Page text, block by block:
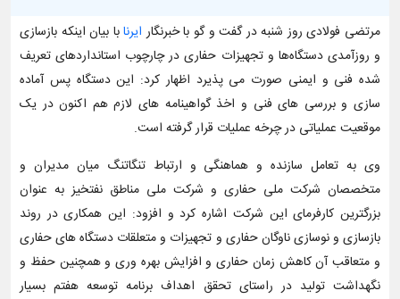
مرتضی فولادی روز شنبه در گفت و گو با خبرنگار ایرنابا بیان اینکه بازسازی
و روزآمدی دستگاه‌ها و تجهیزات حفاری در چارچوب استانداردهای تعریف
شده فنی و ایمنی صورت می پذیرد اظهار کرد: این دستگاه پس آماده
سازی و بررسی های فنی و اخذ گواهینامه های لازم هم اکنون در یک
موقعیت عملیاتی در چرخه عملیات قرار گرفته است.
وی به تعامل سازنده و هماهنگی و ارتباط تنگاتنگ میان مدیران و
متخصصان شرکت ملی حفاری و شرکت ملی مناطق نفتخیز به عنوان
بزرگترین کارفرمای این شرکت اشاره کرد و افزود: این همکاری در روند
بازسازی و نوسازی ناوگان حفاری و تجهیزات و متعلقات دستگاه های حفاری
و متعاقب آن کاهش زمان حفاری و افزایش بهره وری و همچنین حفظ و
نگهداشت تولید در راستای تحقق اهداف برنامه توسعه هفتم بسیار